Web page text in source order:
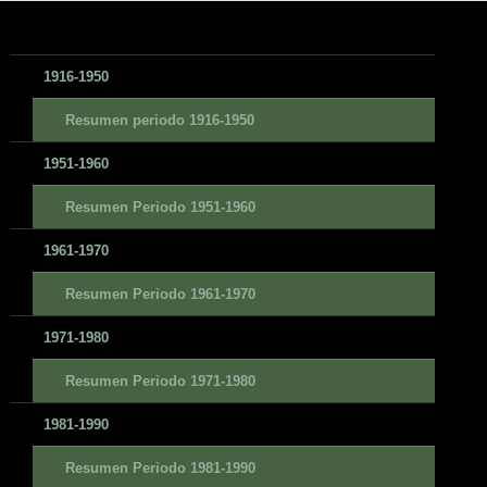
1916-1950
Resumen periodo 1916-1950
1951-1960
Resumen Periodo 1951-1960
1961-1970
Resumen Periodo 1961-1970
1971-1980
Resumen Periodo 1971-1980
1981-1990
Resumen Periodo 1981-1990